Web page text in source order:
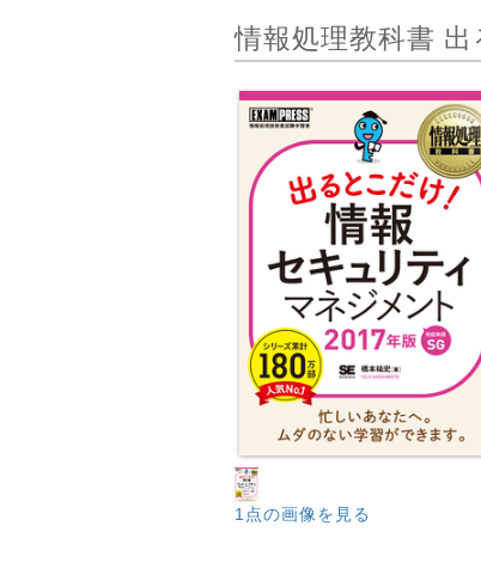
情報処理教科書
1点の画像を見る